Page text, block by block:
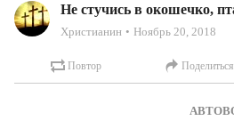
Не стучись в окошечко,
Христианин Ноябрь 20, 2018
Повтор Поделиться